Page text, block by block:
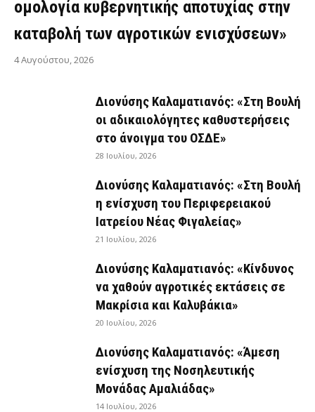
ομολογία κυβερνητικής αποτυχίας στην
καταβολή των αγροτικών ενισχύσεων»
4 Αυγούστου, 2026
Διονύσης Καλαματιανός: «Στη Βουλή
οι αδικαιολόγητες καθυστερήσεις
στο άνοιγμα του ΟΣΔΕ»
28 Ιουλίου, 2026
Διονύσης Καλαματιανός: «Στη Βουλή
η ενίσχυση του Περιφερειακού
Ιατρείου Νέας Φιγαλείας»
21 Ιουλίου, 2026
Διονύσης Καλαματιανός: «Κίνδυνος
να χαθούν αγροτικές εκτάσεις σε
Μακρίσια και Καλυβάκια»
20 Ιουλίου, 2026
Διονύσης Καλαματιανός: «Άμεση
ενίσχυση της Νοσηλευτικής
Μονάδας Αμαλιάδας»
14 Ιουλίου, 2026